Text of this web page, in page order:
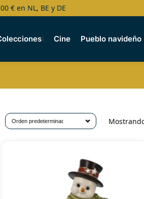
€ en NL, BE y DE
Cine Pueblo navideño